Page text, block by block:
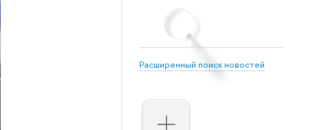
Расширенный поиск новостей